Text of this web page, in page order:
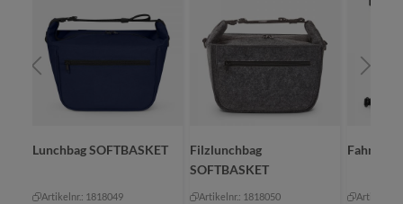
Lunchbag SOFTBASKET
Artikelnr.: 1818049
Filzlunchbag
SOFTBASKET
Artikelnr.: 1818050 Artikelnr.: